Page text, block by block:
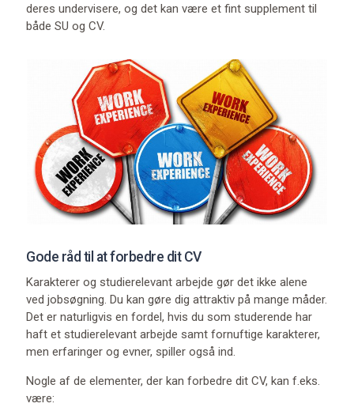
deres undervisere, og det kan være et fint supplement til
både SU og CV.
Gode råd til at forbedre dit CV
Karakterer og studierelevant arbejde gør det ikke alene
ved jobsøgning. Du kan gøre dig attraktiv på mange måder.
Det er naturligvis en fordel, hvis du som studerende har
haft et studierelevant arbejde samt fornuftige karakterer,
men erfaringer og evner, spiller også ind.
Nogle af de elementer, der kan forbedre dit CV, kan f.eks.
være: